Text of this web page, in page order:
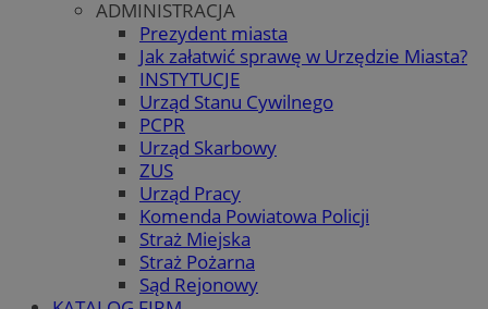
ADMINISTRACJA
Prezydent miasta
Jak załatwić sprawę w Urzędzie Miasta?
INSTYTUCJE
Urząd Stanu Cywilnego
PCPR
Urząd Skarbowy
ZUS
Urząd Pracy
Komenda Powiatowa Policji
Straż Miejska
Straż Pożarna
Sąd Rejonowy